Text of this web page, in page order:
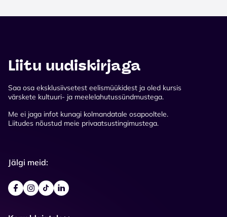
Liitu uudiskirjaga
Saa osa eksklusiivsetest eelismüükidest ja oled kursis
värskete kultuuri- ja meelelahutussündmustega.
Me ei jaga infot kunagi kolmandatale osapooltele.
Liitudes nõustud meie privaatsustingimustega.
Jälgi meid: